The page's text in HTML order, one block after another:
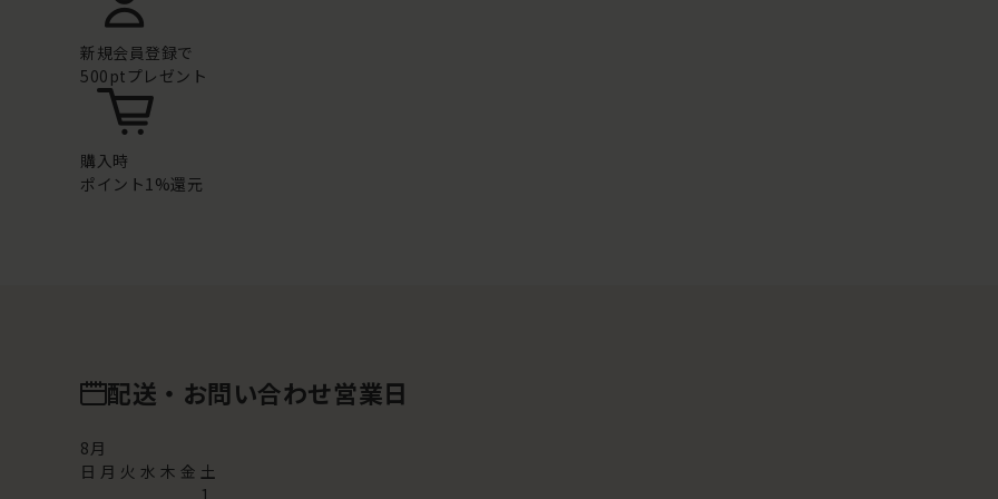
新規会員登録で
500ptプレゼント
購入時
ポイント1%還元
配送・お問い合わせ営業日
8月
日 月 火 水 木 金 土